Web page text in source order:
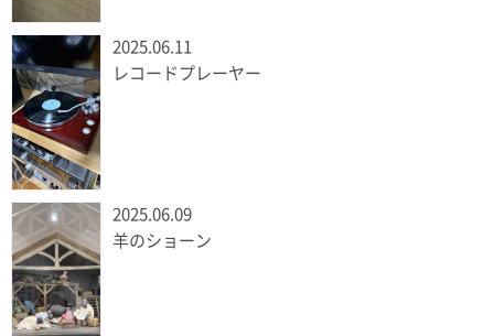
2025.06.11
レコードプレーヤー
2025.06.09
羊のショーン